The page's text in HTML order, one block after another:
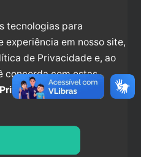
tecnologias para
experiência em nosso site,
de Privacidade e, ao
concorda com estas